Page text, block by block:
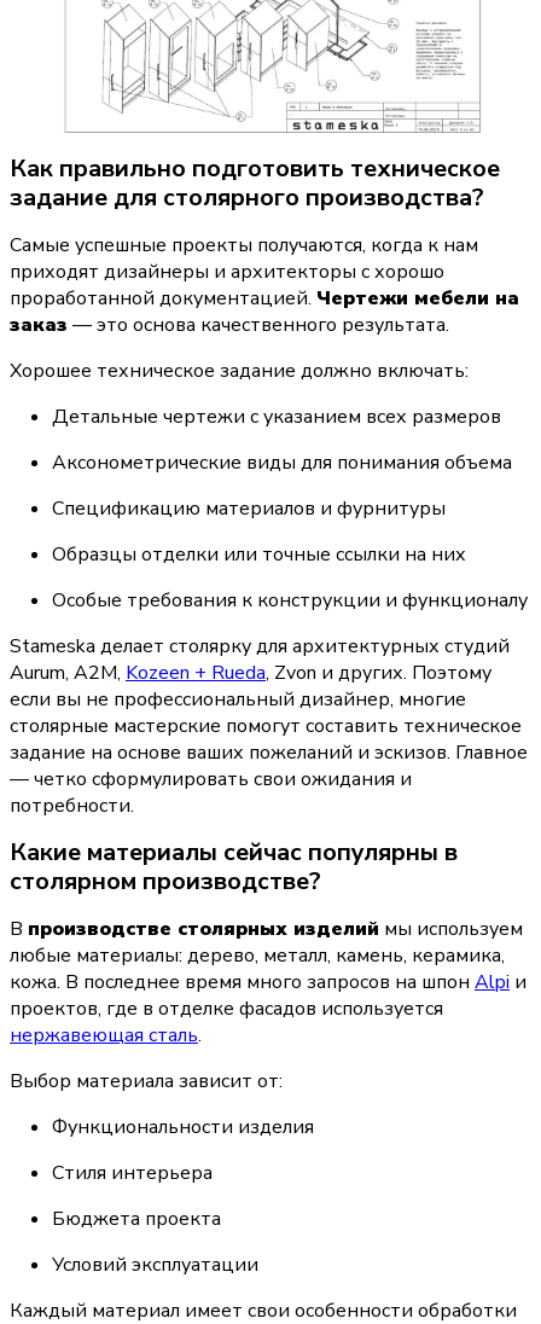
Как правильно подготовить техническое
задание для столярного производства?
Самые успешные проекты получаются, когда к нам
приходят дизайнеры и архитекторы с хорошо
проработанной документацией. Чертежи мебели на
заказ — это основа качественного результата.
Хорошее техническое задание должно включать:
Детальные чертежи с указанием всех размеров
Аксонометрические виды для понимания объема
Спецификацию материалов и фурнитуры
Образцы отделки или точные ссылки на них
Особые требования к конструкции и функционалу
Stameska делает столярку для архитектурных студий
Aurum, A2M, Kozeen + Rueda, Zvon и других. Поэтому
если вы не профессиональный дизайнер, многие
столярные мастерские помогут составить техническое
задание на основе ваших пожеланий и эскизов. Главное
— четко сформулировать свои ожидания и
потребности.
Какие материалы сейчас популярны в
столярном производстве?
В производстве столярных изделий мы используем
любые материалы: дерево, металл, камень, керамика,
кожа. В последнее время много запросов на шпон Alpi и
нержавеющая сталь.
Выбор материала зависит от:
Функциональности изделия
Стиля интерьера
Бюджета проекта
Условий эксплуатации
Каждый материал имеет свои особенности обработки